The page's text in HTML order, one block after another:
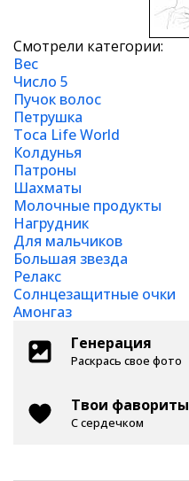
Смотрели категории:
Вес
Число 5
Пучок волос
Петрушка
Toca Life World
Колдунья
Патроны
Шахматы
Молочные продукты
Нагрудник
Для мальчиков
Большая звезда
Релакс
Солнцезащитные очки
Амонгаз
Генерация
Раскрась свое фото
Твои фавориты
С сердечком